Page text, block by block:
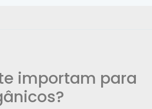
importam para